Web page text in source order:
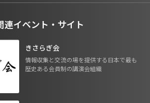
連イベント・サイト
きさらぎ会
情報収集と交流の場を提供する日本で最も
歴史ある会員制の講演会組織